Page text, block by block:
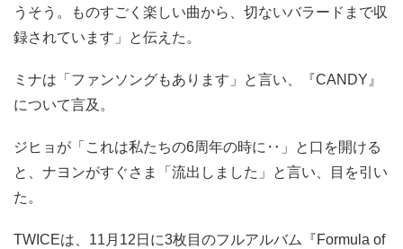
うそう。ものすごく楽しい曲から、切ないバラードまで収
録されています」と伝えた。
ミナは「ファンソングもあります」と言い、『CANDY』
について言及。
ジヒョが「これは私たちの6周年の時に‥」と口を開ける
と、ナヨンがすぐさま「流出しました」と言い、目を引い
た。
TWICEは、11月12日に3枚目のフルアルバム『Formula of